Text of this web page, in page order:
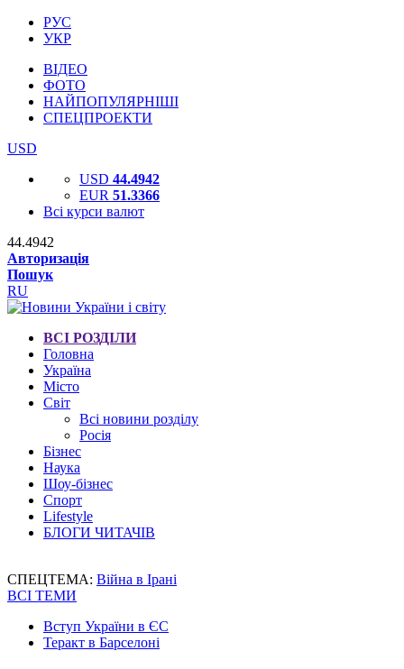
РУС
УКР
ВІДЕО
ФОТО
НАЙПОПУЛЯРНІШІ
СПЕЦПРОЕКТИ
USD
USD 44.4942
EUR 51.3366
Всі курси валют
44.4942
Авторизація
Пошук
RU
ВСІ РОЗДІЛИ
Головна
Україна
Місто
Світ
Всі новини розділу
Росія
Бізнес
Наука
Шоу-бізнес
Спорт
Lifestyle
БЛОГИ ЧИТАЧІВ
СПЕЦТЕМА: Війна в Ірані
ВСІ ТЕМИ
Вступ України в ЄС
Теракт в Барселоні